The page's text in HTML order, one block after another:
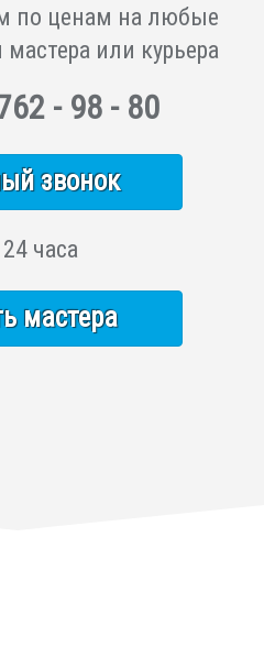
по ценам на любые
или курьера
- 98 - 80
звонок
24 часа
мастера